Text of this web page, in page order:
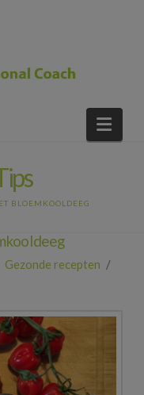
BLOEMKOOLDEEG
Gezonde recepten